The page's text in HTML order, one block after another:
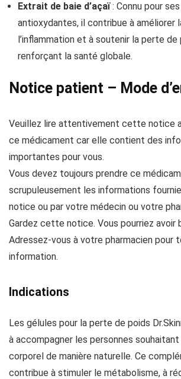
Extrait de baie d’açaï: Connu pour
antioxydantes, il contribue à améliorer
l’inflammation et à soutenir la perte de
renforçant la santé globale.
Notice patient – Mode
Veuillez lire attentivement cette notice
ce médicament car elle contient des
importantes pour vous.
Vous devez toujours prendre ce
scrupuleusement les informations
notice ou par votre médecin ou votre
Gardez cette notice. Vous pourriez avoir
Adressez-vous à votre pharmacien pour
information.
Indications
Les gélules pour la perte de poids
à accompagner les personnes
corporel de manière naturelle. Ce
contribue à stimuler le métabolisme, à